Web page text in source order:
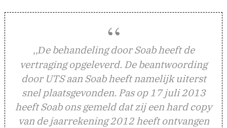
,,De behandeling door Soab heeft de
vertraging opgeleverd. De beantwoording
door UTS aan Soab heeft namelijk uiterst
snel plaatsgevonden. Pas op 17 juli 2013
heeft Soab ons gemeld dat zij een hard copy
van de jaarrekening 2012 heeft ontvangen